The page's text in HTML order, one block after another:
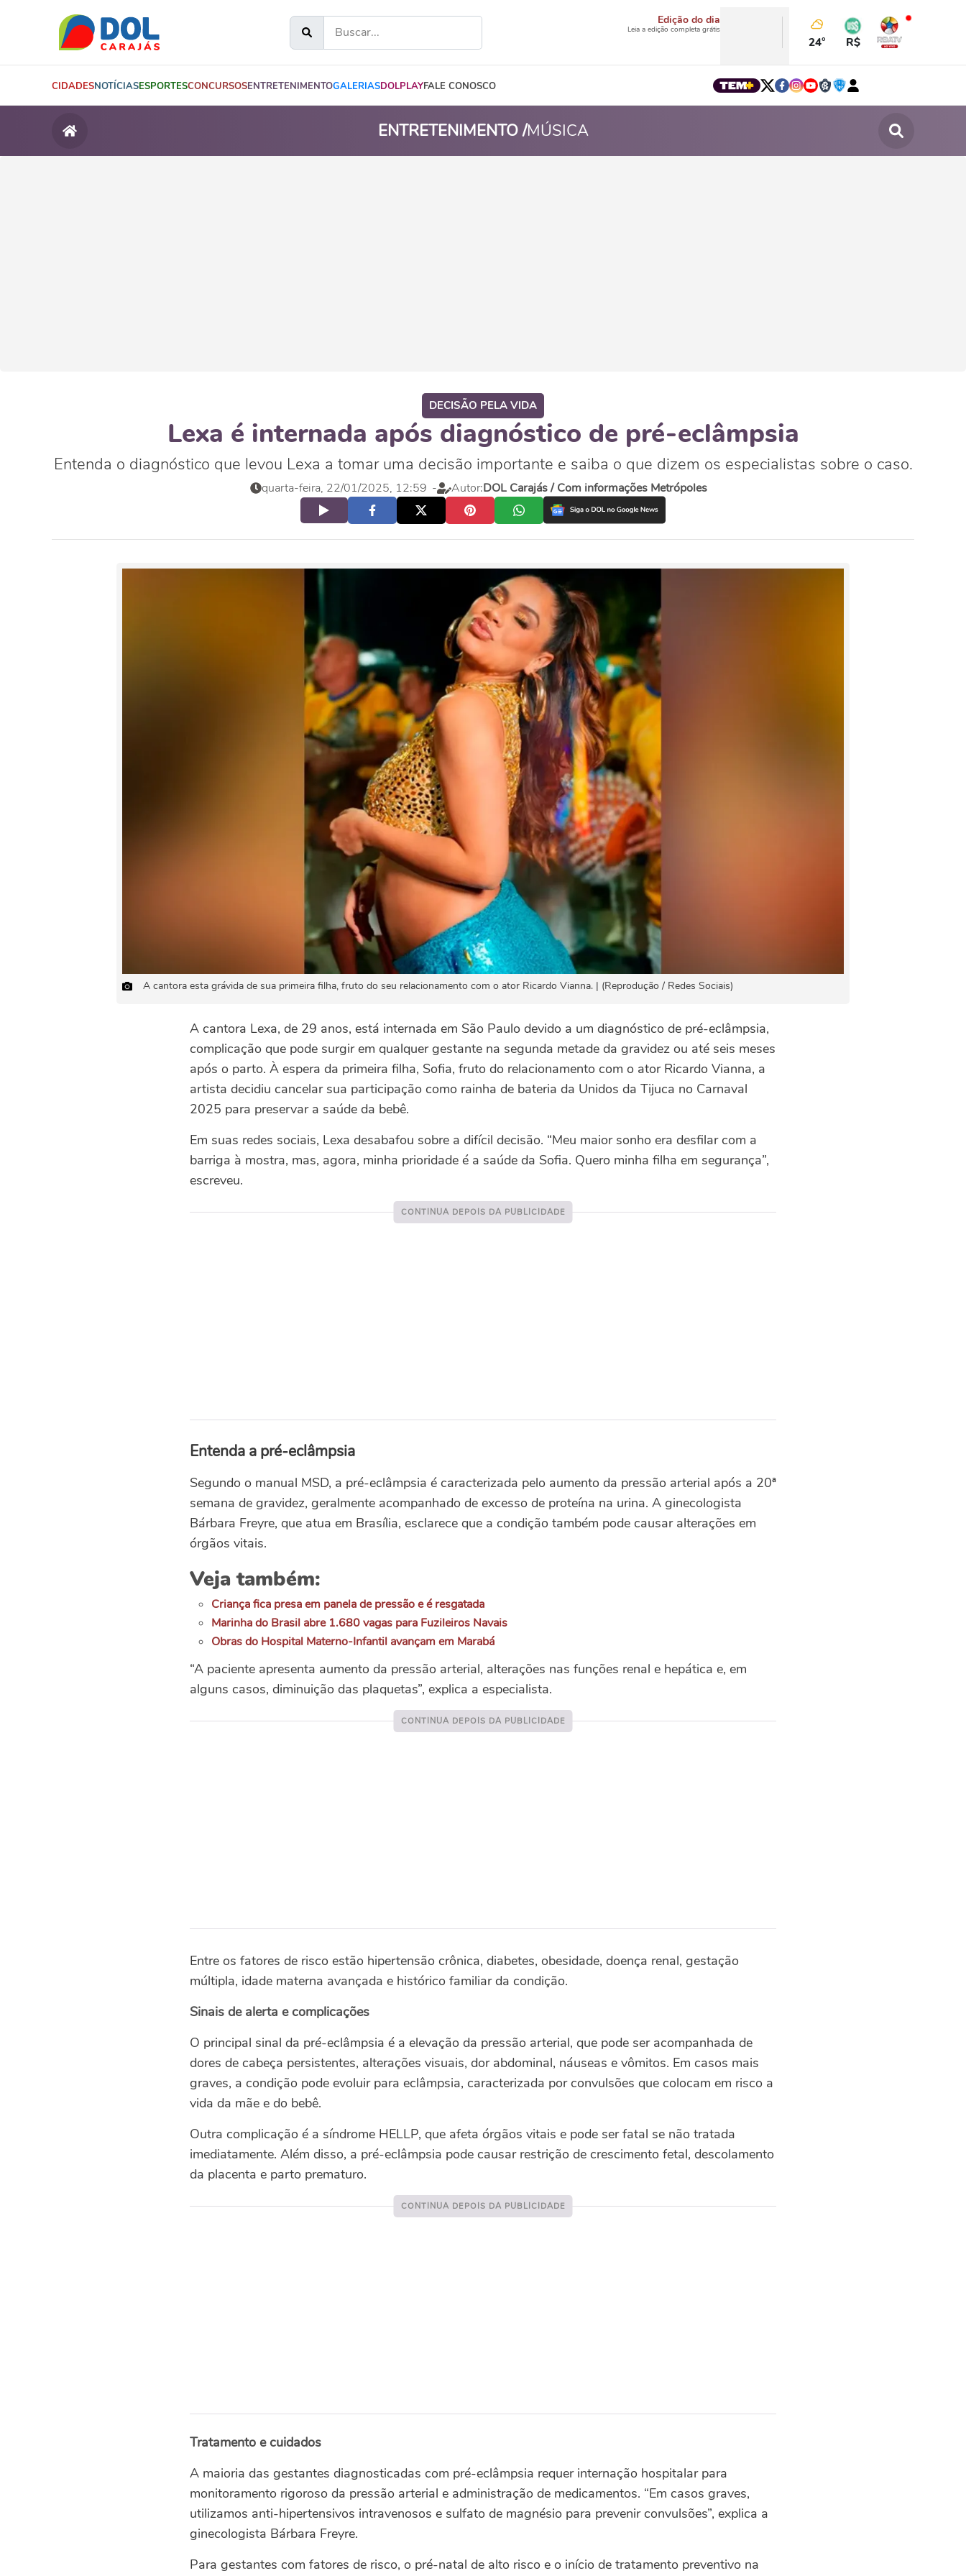
Edição do dia
Leia a edição completa grátis
24° R$
CIDADESNOTÍCIASESPORTESCONCURSOSENTRETENIMENTOGALERIASDOLPLAYFALE CONOSCO
ENTRETENIMENTO /MÚSICA
DECISÃO PELA VIDA
Lexa é internada após diagnóstico de pré-eclâmpsia
Entenda o diagnóstico que levou Lexa a tomar uma decisão importante e saiba o que dizem os especialistas sobre o caso.
quarta-feira, 22/01/2025, 12:59 - Autor:DOL Carajás / Com informações Metrópoles
A cantora esta grávida de sua primeira filha, fruto do seu relacionamento com o ator Ricardo Vianna. | (Reprodução / Redes Sociais)
A cantora Lexa, de 29 anos, está internada em São Paulo devido a um diagnóstico de pré-eclâmpsia,
complicação que pode surgir em qualquer gestante na segunda metade da gravidez ou até seis meses
após o parto. À espera da primeira filha, Sofia, fruto do relacionamento com o ator Ricardo Vianna, a
artista decidiu cancelar sua participação como rainha de bateria da Unidos da Tijuca no Carnaval
2025 para preservar a saúde da bebê.
Em suas redes sociais, Lexa desabafou sobre a difícil decisão. “Meu maior sonho era desfilar com a
barriga à mostra, mas, agora, minha prioridade é a saúde da Sofia. Quero minha filha em segurança”,
escreveu.
Entenda a pré-eclâmpsia
Segundo o manual MSD, a pré-eclâmpsia é caracterizada pelo aumento da pressão arterial após a 20ª
semana de gravidez, geralmente acompanhado de excesso de proteína na urina. A ginecologista
Bárbara Freyre, que atua em Brasília, esclarece que a condição também pode causar alterações em
órgãos vitais.
Veja também:
Criança fica presa em panela de pressão e é resgatada
Marinha do Brasil abre 1.680 vagas para Fuzileiros Navais
Obras do Hospital Materno-Infantil avançam em Marabá
“A paciente apresenta aumento da pressão arterial, alterações nas funções renal e hepática e, em
alguns casos, diminuição das plaquetas”, explica a especialista.
Entre os fatores de risco estão hipertensão crônica, diabetes, obesidade, doença renal, gestação
múltipla, idade materna avançada e histórico familiar da condição.
Sinais de alerta e complicações
O principal sinal da pré-eclâmpsia é a elevação da pressão arterial, que pode ser acompanhada de
dores de cabeça persistentes, alterações visuais, dor abdominal, náuseas e vômitos. Em casos mais
graves, a condição pode evoluir para eclâmpsia, caracterizada por convulsões que colocam em risco a
vida da mãe e do bebê.
Outra complicação é a síndrome HELLP, que afeta órgãos vitais e pode ser fatal se não tratada
imediatamente. Além disso, a pré-eclâmpsia pode causar restrição de crescimento fetal, descolamento
da placenta e parto prematuro.
Tratamento e cuidados
A maioria das gestantes diagnosticadas com pré-eclâmpsia requer internação hospitalar para
monitoramento rigoroso da pressão arterial e administração de medicamentos. “Em casos graves,
utilizamos anti-hipertensivos intravenosos e sulfato de magnésio para prevenir convulsões”, explica a
ginecologista Bárbara Freyre.
Para gestantes com fatores de risco, o pré-natal de alto risco e o início de tratamento preventivo na